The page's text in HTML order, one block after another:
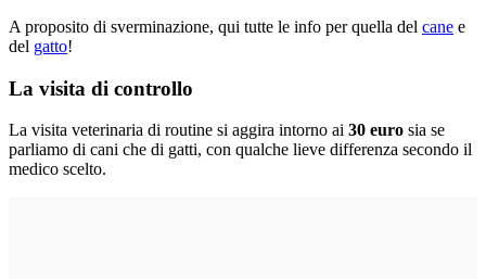
A proposito di sverminazione, qui tutte le info per quella del cane e
del gatto!
La visita di controllo
La visita veterinaria di routine si aggira intorno ai 30 euro sia se
parliamo di cani che di gatti, con qualche lieve differenza secondo il
medico scelto.